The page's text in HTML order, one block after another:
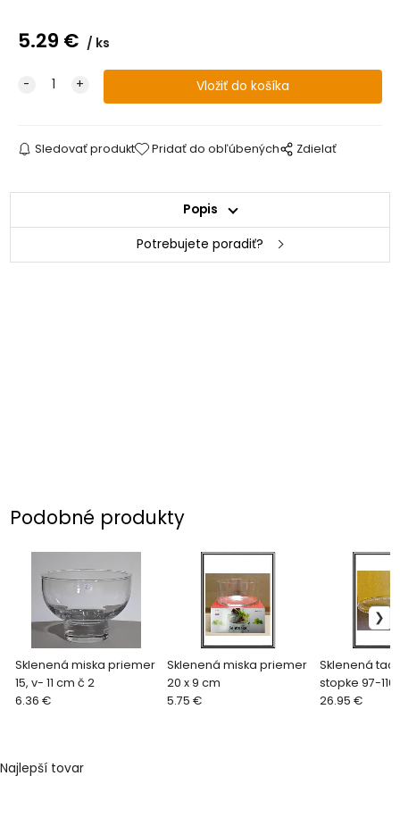
5.29 € ks
Sledovať produkt Pridať do obľúbených Zdielať
Popis
Potrebujete poradiť?
Podobné produkty
Sklenená miska priemer
15, v- 11 cm č 2
6.36 €
Sklenená miska priemer
20 x 9 cm
5.75 €
Sklenená
stopke 97-
cm na tortu
26.95 €
Najlepší tovar